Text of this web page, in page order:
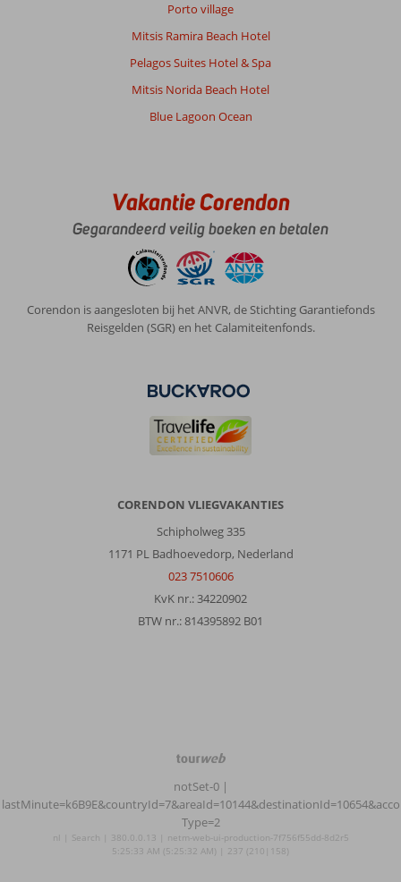
Porto village
Mitsis Ramira Beach Hotel
Pelagos Suites Hotel & Spa
Mitsis Norida Beach Hotel
Blue Lagoon Ocean
Vakantie Corendon
Gegarandeerd veilig boeken en betalen
Corendon is aangesloten bij het ANVR, de Stichting Garantiefonds
Reisgelden (SGR) en het Calamiteitenfonds.
CORENDON VLIEGVAKANTIES
Schipholweg 335
1171 PL Badhoevedorp, Nederland
023 7510606
KvK nr.: 34220902
BTW nr.: 814395892 B01
TourWeb
©
NetMatch
notSet-0 |
lastMinute=k6B9E&countryId=7&areaId=10144&destinationId=10654&acco
Type=2
nl | Search | 380.0.0.13 | netm-web-ui-production-7f756f55dd-8d2r5
5:25:33 AM (5:25:32 AM) | 237 (210|158)